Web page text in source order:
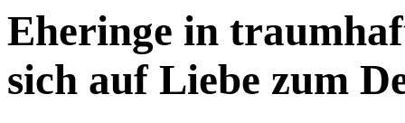
Eheringe in
sich auf Liebe zum